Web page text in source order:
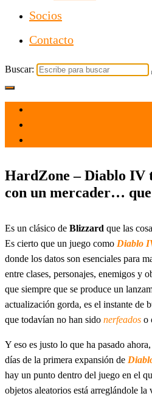
Socios
Contacto
Buscar:
HardZone – Diablo IV
con un mercader…
Es un clásico de Blizzard que las
Es cierto que un juego como Diablo
donde los datos son esenciales para
entre clases, personajes, enemigos y
que siempre que se produce un
actualización gorda, es el instante de
que todavían no han sido nerfeados o
Y eso es justo lo que ha pasado
días de la primera expansión de
hay un punto dentro del juego en el
objetos aleatorios está arreglándole